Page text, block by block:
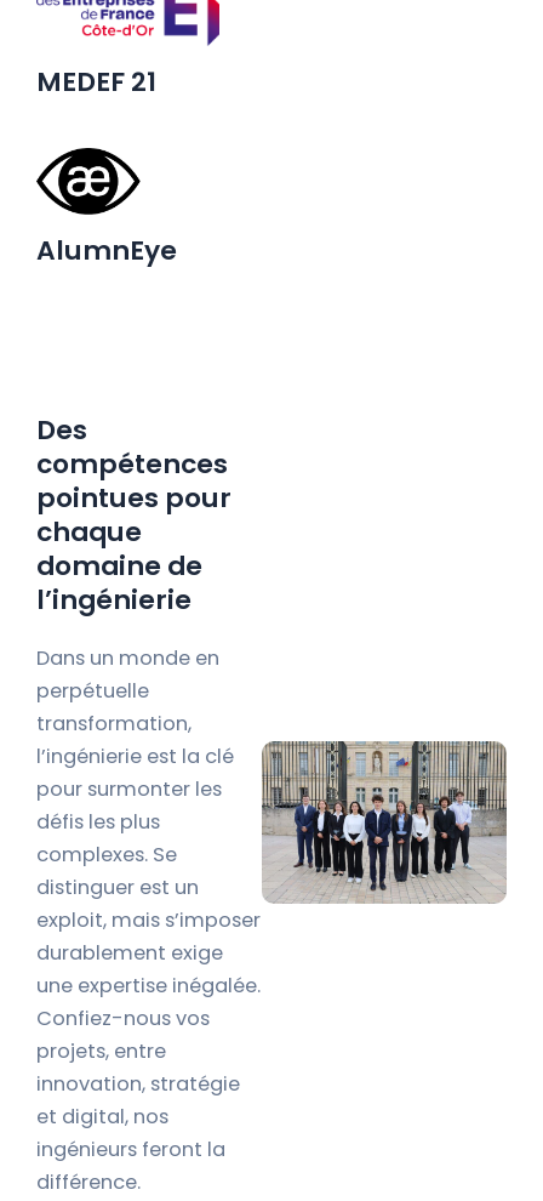
MEDEF 21
AlumnEye
Des
compétences
pointues pour
chaque
domaine de
l’ingénierie
Dans un monde en
perpétuelle
transformation,
l’ingénierie est la clé
pour surmonter les
défis les plus
complexes. Se
distinguer est un
exploit, mais s’imposer
durablement exige
une expertise inégalée.
Confiez-nous vos
projets, entre
innovation, stratégie
et digital, nos
ingénieurs feront la
différence.